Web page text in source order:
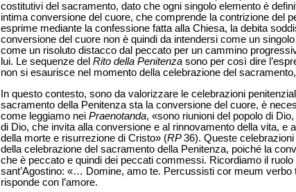
costitutivi del sacramento, dato che ogni singolo elemento è
intima conversione del cuore, che comprende la contrizione del
esprime mediante la confessione fatta alla Chiesa, la debita
conversione del cuore non è quindi da intendersi come un
come un risoluto distacco dal peccato per un cammino
lui. Le sequenze del Rito della Penitenza sono per così dire
non si esaurisce nel momento della celebrazione del
In questo contesto, sono da valorizzare le celebrazioni
sacramento della Penitenza sta la conversione del cuore, è
come leggiamo nei Praenotanda, «sono riunioni del popolo di
di Dio, che invita alla conversione e al rinnovamento della vita, e
della morte e risurrezione di Cristo» (RP36). Queste
della celebrazione del sacramento della Penitenza, poiché la
che è peccato e quindi dei peccati commessi. Ricordiamo il
sant’Agostino: «… Domine, amo te. Percussisti cor meum verbo
risponde con l’amore.